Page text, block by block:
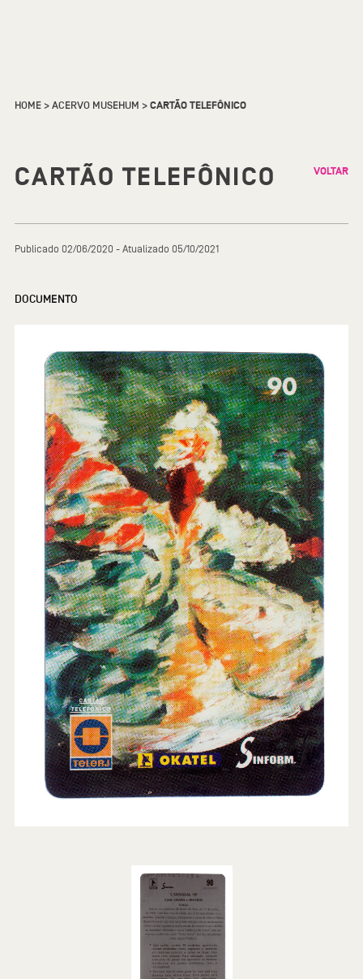
HOME>ACERVO MUSEHUM >CARTÃO TELEFÔNICO
CARTÃO TELEFÔNICO VOLTAR
Publicado 02/06/2020 - Atualizado 05/10/2021
DOCUMENTO